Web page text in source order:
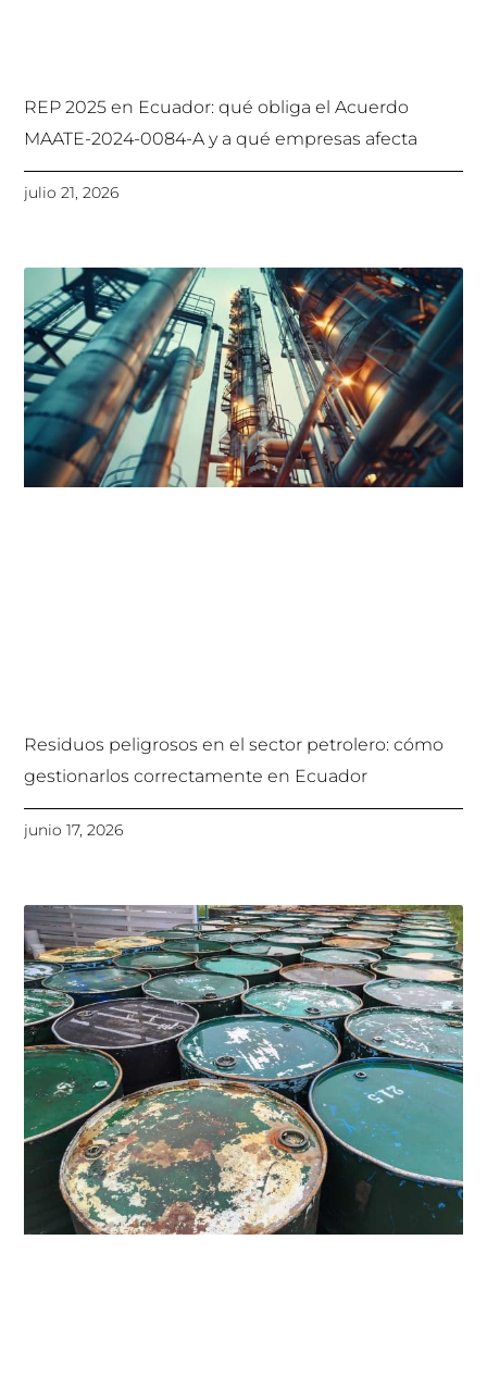
REP 2025 en Ecuador: qué obliga el Acuerdo
MAATE-2024-0084-A y a qué empresas afecta
julio 21, 2026
Residuos peligrosos en el sector petrolero: cómo
gestionarlos correctamente en Ecuador
junio 17, 2026